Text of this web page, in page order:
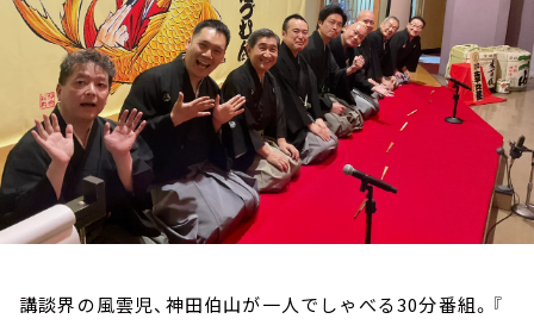
講談界の風雲児、神田伯山が一人でしゃべる30分番組。『